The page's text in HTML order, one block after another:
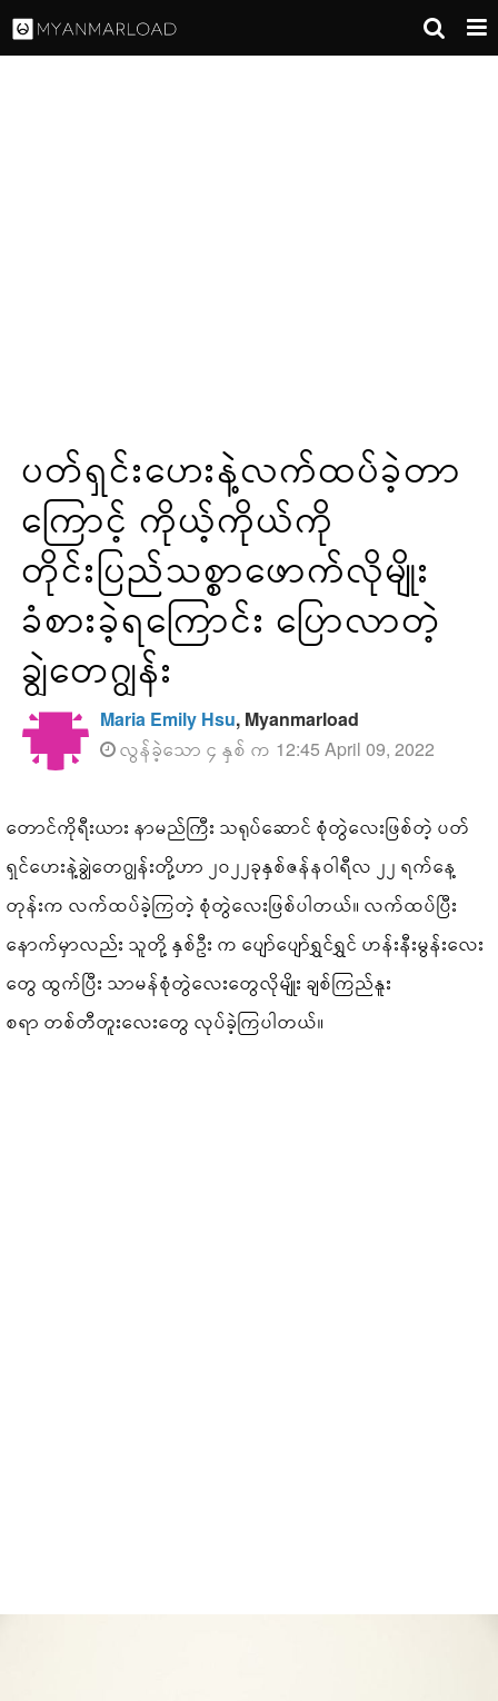
ပတ်ရှင်းဟေးနဲ့လက်ထပ်ခဲ့တာ
ကြောင့် ကိုယ့်ကိုယ်ကို
တိုင်းပြည်သစ္စာဖောက်လိုမျိုး
ခံစားခဲ့ရကြောင်း ပြောလာတဲ့
ချွဲတေဂျွန်း
Maria Emily Hsu, Myanmarload
လွန်ခဲ့သော ၄ နှစ် က 12:45 April 09, 2022
တောင်ကိုရီးယား နာမည်ကြီး သရုပ်ဆောင် စုံတွဲလေးဖြစ်တဲ့ ပတ်
ရှင်ဟေးနဲ့ချွဲတေဂျွန်းတို့ဟာ ၂၀၂၂ခုနှစ်ဇန်နဝါရီလ ၂၂ ရက်နေ့
တုန်းက လက်ထပ်ခဲ့ကြတဲ့ စုံတွဲလေးဖြစ်ပါတယ်။ လက်ထပ်ပြီး
နောက်မှာလည်း သူတို့ နှစ်ဦး က ပျော်ပျော်ရွှင်ရွှင် ဟန်းနီးမွန်းလေး
တွေ ထွက်ပြီး သာမန်စုံတွဲလေးတွေလိုမျိုး ချစ်ကြည်နူး
စရာ တစ်တီတူးလေးတွေ လုပ်ခဲ့ကြပါတယ်။